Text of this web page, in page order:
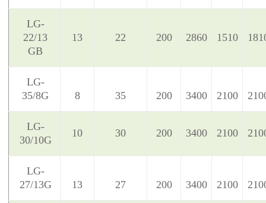
LG-
22/13
GB
13 22 200 2860 1510
LG-
35/8G
8 35 200 3400 2100
LG-
30/10G
10 30 200 3400 2100
LG-
27/13G
13 27 200 3400 2100